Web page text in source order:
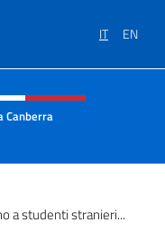
IT EN
e menù
Canberra
a studenti stranieri...